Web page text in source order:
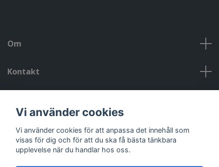
Om
Kontakt
Sociala medier
Vi använder cookies
Vi använder cookies för att anpassa det innehåll som
visas för dig och för att du ska få bästa tänkbara
upplevelse när du handlar hos oss.